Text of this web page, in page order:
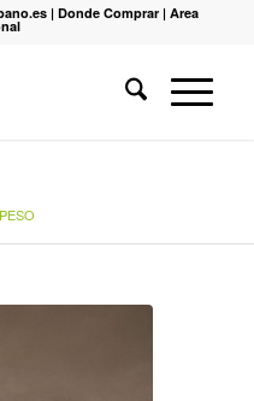
|Donde Comprar |Area